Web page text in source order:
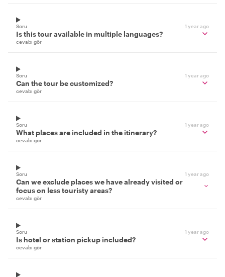
Soru 1 year ago
Is this tour available in multiple languages?
cevabı gör
Soru 1 year ago
Can the tour be customized?
cevabı gör
Soru 1 year ago
What places are included in the itinerary?
cevabı gör
Soru 1 year ago
Can we exclude places we have already visited or
focus on less touristy areas?
cevabı gör
Soru 1 year ago
Is hotel or station pickup included?
cevabı gör